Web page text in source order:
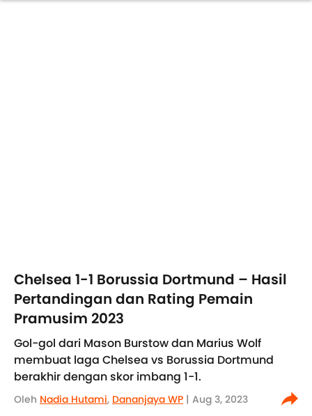
Chelsea 1-1 Borussia Dortmund – Hasil
Pertandingan dan Rating Pemain
Pramusim 2023
Gol-gol dari Mason Burstow dan Marius Wolf
membuat laga Chelsea vs Borussia Dortmund
berakhir dengan skor imbang 1-1.
Oleh Nadia Hutami, Dananjaya WP | Aug 3, 2023